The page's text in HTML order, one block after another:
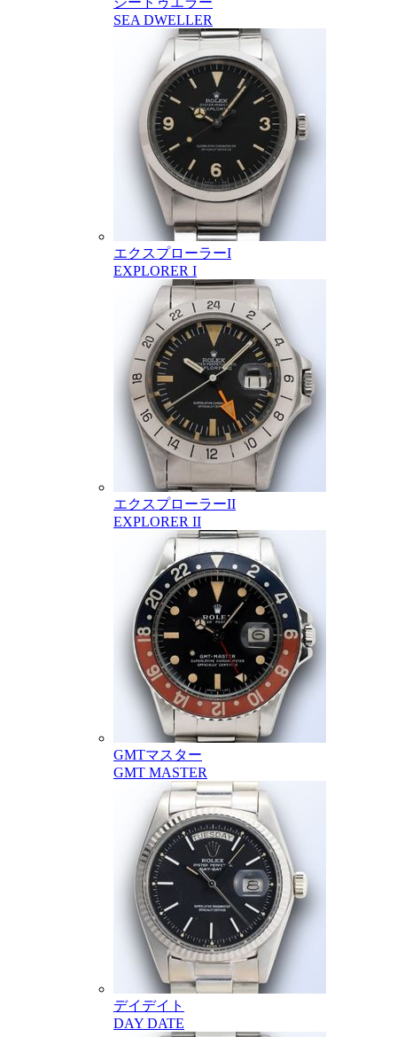
SEA DWELLER
エクスプローラーI
EXPLORER I
エクスプローラーII
EXPLORER II
GMTマスター
GMT MASTER
デイデイト
DAY DATE